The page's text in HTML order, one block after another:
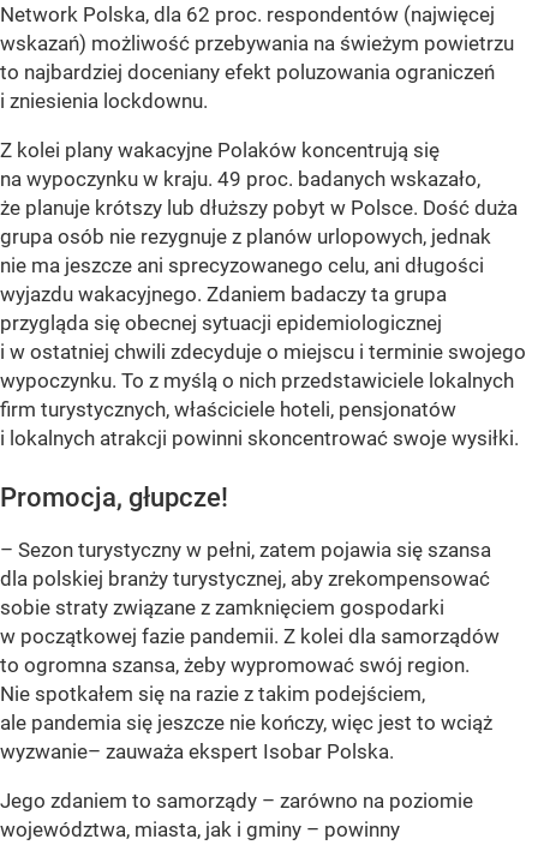
Network Polska, dla 62 proc. respondentów (najwięcej
wskazań) możliwość przebywania na świeżym powietrzu
to najbardziej doceniany efekt poluzowania ograniczeń
i zniesienia lockdownu.
Z kolei plany wakacyjne Polaków koncentrują się
na wypoczynku w kraju. 49 proc. badanych wskazało,
że planuje krótszy lub dłuższy pobyt w Polsce. Dość duża
grupa osób nie rezygnuje z planów urlopowych, jednak
nie ma jeszcze ani sprecyzowanego celu, ani długości
wyjazdu wakacyjnego. Zdaniem badaczy ta grupa
przygląda się obecnej sytuacji epidemiologicznej
i w ostatniej chwili zdecyduje o miejscu i terminie swojego
wypoczynku. To z myślą o nich przedstawiciele lokalnych
firm turystycznych, właściciele hoteli, pensjonatów
i lokalnych atrakcji powinni skoncentrować swoje wysiłki.
Promocja, głupcze!
– Sezon turystyczny w pełni, zatem pojawia się szansa
dla polskiej branży turystycznej, aby zrekompensować
sobie straty związane z zamknięciem gospodarki
w początkowej fazie pandemii. Z kolei dla samorządów
to ogromna szansa, żeby wypromować swój region.
Nie spotkałem się na razie z takim podejściem,
ale pandemia się jeszcze nie kończy, więc jest to wciąż
wyzwanie– zauważa ekspert Isobar Polska.
Jego zdaniem to samorządy – zarówno na poziomie
województwa, miasta, jak i gminy – powinny